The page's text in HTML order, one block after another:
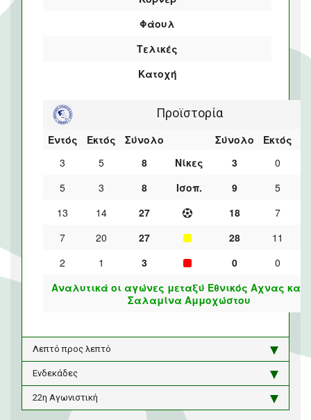
Φάουλ
Τελικές
Κατοχή
Προϊστορία
Εντός Εκτός Σύνολο Σύνολο Εκτός
3
5 8 Νίκες 3
0
5
3 8 Ισοπ. 9
5
13
14 27 18 7
7
20 27 28 11
2
1 3 0
0
Αναλυτικά οι αγώνες μεταξύ Εθνικός Αχνας και
Σαλαμίνα Αμμοχώστου
Λεπτό προς λεπτό
Ενδεκάδες
22η Αγωνιστική